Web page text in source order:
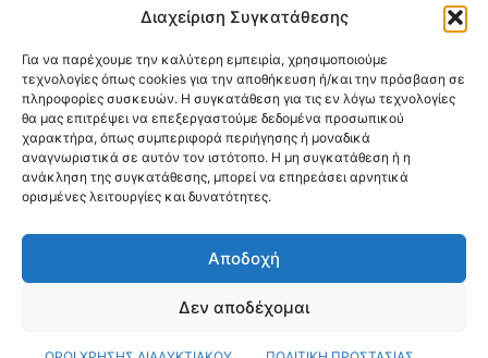
Διαχείριση Συγκατάθεσης
Για να παρέχουμε την καλύτερη εμπειρία, χρησιμοποιούμε
τεχνολογίες όπως cookies για την αποθήκευση ή/και την πρόσβαση σε
πληροφορίες συσκευών. Η συγκατάθεση για τις εν λόγω τεχνολογίες
θα μας επιτρέψει να επεξεργαστούμε δεδομένα προσωπικού
χαρακτήρα, όπως συμπεριφορά περιήγησης ή μοναδικά
αναγνωριστικά σε αυτόν τον ιστότοπο. Η μη συγκατάθεση ή η
ανάκληση της συγκατάθεσης, μπορεί να επηρεάσει αρνητικά
ορισμένες λειτουργίες και δυνατότητες.
Αποδοχή
Δεν αποδέχομαι
Επικοινωνία:info@neologosattikis.gr
ΑΚΟΛΟΥΘΗΣΕ ΜΑΣ
Videos Όροι Χρήσης